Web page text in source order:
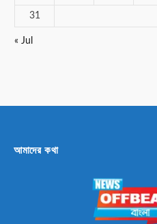
31
« Jul
আমাদের কথা